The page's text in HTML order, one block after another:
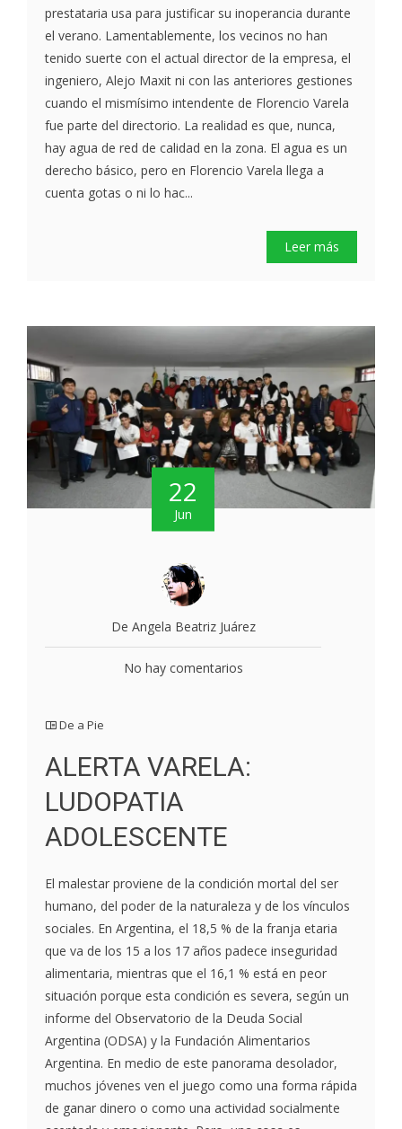
prestataria usa para justificar su inoperancia durante
el verano. Lamentablemente, los vecinos no han
tenido suerte con el actual director de la empresa, el
ingeniero, Alejo Maxit ni con las anteriores gestiones
cuando el mismísimo intendente de Florencio Varela
fue parte del directorio. La realidad es que, nunca,
hay agua de red de calidad en la zona. El agua es un
derecho básico, pero en Florencio Varela llega a
cuenta gotas o ni lo hac...
Leer más
22
Jun
De Angela Beatriz Juárez
No hay comentarios
De a Pie
ALERTA VARELA:
LUDOPATIA
ADOLESCENTE
El malestar proviene de la condición mortal del ser
humano, del poder de la naturaleza y de los vínculos
sociales. En Argentina, el 18,5 % de la franja etaria
que va de los 15 a los 17 años padece inseguridad
alimentaria, mientras que el 16,1 % está en peor
situación porque esta condición es severa, según un
informe del Observatorio de la Deuda Social
Argentina (ODSA) y la Fundación Alimentarios
Argentina. En medio de este panorama desolador,
muchos jóvenes ven el juego como una forma rápida
de ganar dinero o como una actividad socialmente